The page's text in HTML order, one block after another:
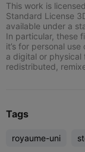
This work is
Standard License
available under a
In particular, these
it’s for personal
a digital or physical
redistributed,
Tags
royaume-uni